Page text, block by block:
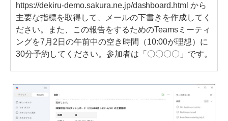
https://dekiru-demo.sakura.ne.jp/dashboard.html から
主要な指標を取得して、メールの下書きを作成してく
ださい。また、この報告をするためのTeamsミーティ
ングを7月2日の午前中の空き時間（10:00が理想）に
30分予約してください。参加者は「〇〇〇〇」です。